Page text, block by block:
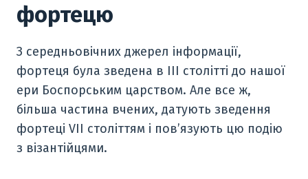
фортецю
З середньовічних джерел інформації,
фортеця була зведена в III столітті до нашої
ери Боспорським царством. Але все ж,
більша частина вчених, датують зведення
фортеці VII століттям і пов’язують цю подію
з візантійцями.